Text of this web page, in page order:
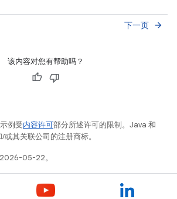
下一页 arrow_forward
该内容对您有帮助吗？
例受内容许可部分所述许可的限制。Java 和
其关联公司的注册商标。
05-22。